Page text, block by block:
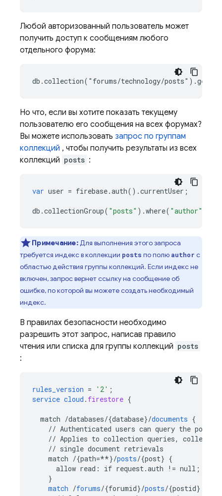
Любой авторизованный пользователь может
получить доступ к сообщениям любого
отдельного форума:
Но что, если вы хотите показать текущему
пользователю его сообщения на всех форумах?
Вы можете использовать запрос по группам
коллекций , чтобы получить результаты из всех
коллекций posts :
var user = firebase.auth() .currentUser ;
db .collectionGroup( "posts" ) .where( "author"
Примечание:Для выполнения этого запроса
требуется индекс в коллекции posts по полю author с
областью действия группы коллекций. Если индекс не
включен, запрос вернет ссылку на сообщение об
ошибке, по которой вы можете создать необходимый
индекс.
В правилах безопасности необходимо
разрешить этот запрос, написав правило
чтения или списка для группы коллекций posts
:
rules_version = '2' ;
service cloud . firestore {
match /databases/{database}/documents {
// Authenticated users can query the posts
// Applies to collection queries,
collection
// single document retrievals
match /{path=**}/posts/{post} {
allow read : if request .auth != null ;
}
match /forums/{forumid}/posts/{postid}